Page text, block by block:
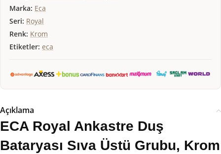
Marka: Eca
Seri: Royal
Renk: Krom
Etiketler: eca
Açıklama
ECA Royal Ankastre Duş
Bataryası Sıva Üstü Grubu, Krom